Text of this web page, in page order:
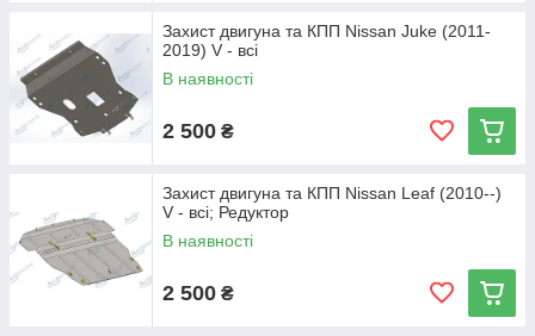
Захист двигуна та КПП Nissan Juke (2011-
2019) V - всі
В наявності
2 500 ₴
Захист двигуна та КПП Nissan Leaf (2010--)
V - всі; Редуктор
В наявності
2 500 ₴